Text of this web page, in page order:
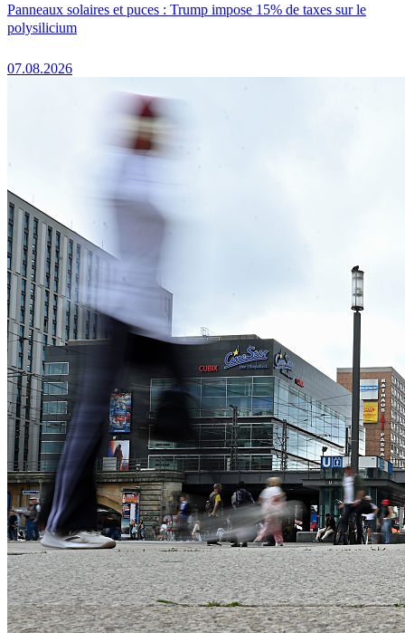
Panneaux solaires et puces : Trump impose 15% de taxes sur le
polysilicium
07.08.2026